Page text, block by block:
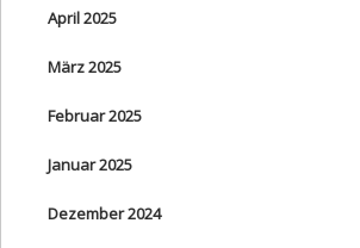
April 2025
März 2025
Februar 2025
Januar 2025
Dezember 2024